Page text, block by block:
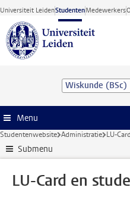
Ga direct naar de inhoud
Universiteit LeidenStudentenMedewerkers
Wiskunde (BSc)
Menu
Studentenwebsite Administratie LU-
Submenu
LU-Card en